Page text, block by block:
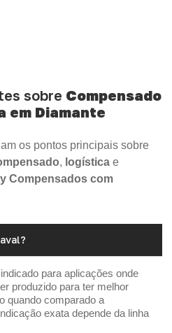
sobre Compensado
em Diamante
os pontos principais sobre
, logística e
Compensados com
para aplicações onde
produzido para ter melhor
quando comparado a
exata depende da linha